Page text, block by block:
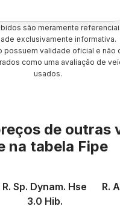
são meramente
exclusivamente informativa.
possuem validade oficial e não
como uma avaliação de
usados.
de outras
na tabela Fipe
R. Sp. Dynam. Hse
3.0 Hib.
R.